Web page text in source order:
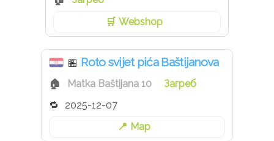
Webshop
🏪 Roto svijet pića Baštijanova
Matka Baštijana 10
Загреб
2025-12-07
Map